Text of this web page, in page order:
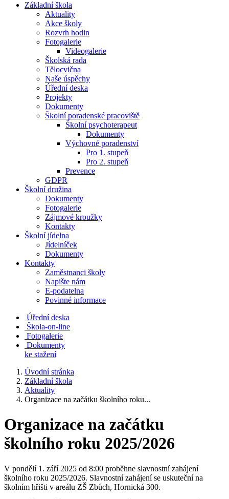
Základní škola
Aktuality
Akce školy
Rozvrh hodin
Fotogalerie
Videogalerie
Školská rada
Tělocvična
Naše úspěchy
Úřední deska
Projekty
Dokumenty
Školní poradenské pracoviště
Školní psychoterapeut
Dokumenty
Výchovné poradenství
Pro 1. stupeň
Pro 2. stupeň
Prevence
GDPR
Školní družina
Dokumenty
Fotogalerie
Zájmové kroužky
Kontakty
Školní jídelna
Jídelníček
Dokumenty
Kontakty
Zaměstnanci školy
Napište nám
E-podatelna
Povinné informace
Úřední deska
Škola-on-line
Fotogalerie
Dokumenty
ke stažení
Úvodní stránka
Základní škola
Aktuality
Organizace na začátku školního roku...
Organizace na začátku
školního roku 2025/2026
V pondělí 1. září 2025 od 8:00 proběhne slavnostní zahájení
školního roku 2025/2026. Slavnostní zahájení se uskuteční na
školním hřišti v areálu ZŠ Zbůch, Hornická 300.